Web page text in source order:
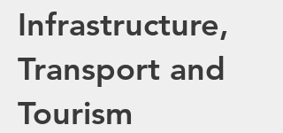
Infrastructure,
Transport and
Tourism